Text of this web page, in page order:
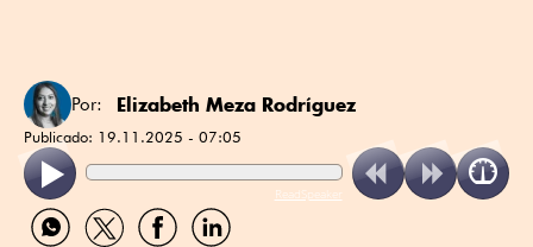
Por: Elizabeth Meza Rodríguez
Publicado: 19.11.2025 - 07:05
ReadSpeaker
Compartir
por
Compartir
por
Compartir
por
Compartir
por